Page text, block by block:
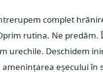
complet
rutina. Ne
urechile. Deschidem
eșecului